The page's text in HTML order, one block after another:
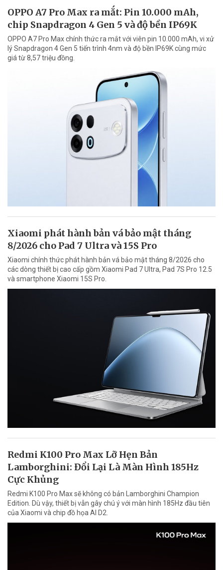
OPPO A7 Pro Max ra mắt: Pin 10.000 mAh,
chip Snapdragon 4 Gen 5 và độ bền IP69K
OPPO A7 Pro Max chính thức ra mắt với viên pin 10.000 mAh, vi xử
lý Snapdragon 4 Gen 5 tiến trình 4nm và độ bền IP69K cùng mức
giá từ 8,57 triệu đồng.
Xiaomi phát hành bản vá bảo mật tháng
8/2026 cho Pad 7 Ultra và 15S Pro
Xiaomi chính thức phát hành bản vá bảo mật tháng 8/2026 cho
các dòng thiết bị cao cấp gồm Xiaomi Pad 7 Ultra, Pad 7S Pro 12.5
và smartphone Xiaomi 15S Pro.
Redmi K100 Pro Max Lỡ Hẹn Bản
Lamborghini: Đổi Lại Là Màn Hình 185Hz
Cực Khủng
Redmi K100 Pro Max sẽ không có bản Lamborghini Champion
Edition. Dù vậy, thiết bị vẫn gây chú ý với màn hình 185Hz đầu tiên
của Xiaomi và chip đồ họa AI D2.